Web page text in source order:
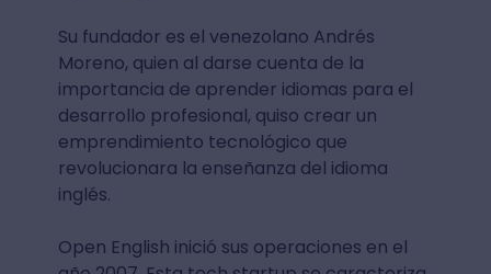
Su fundador es el venezolano Andrés
Moreno, quien al darse cuenta de la
importancia de aprender idiomas para el
desarrollo profesional, quiso crear un
emprendimiento tecnológico que
revolucionara la enseñanza del idioma
inglés.
Open English inició sus operaciones en el